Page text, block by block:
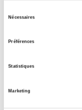
Nécessaires
Préférences
Statistiques
Marketing